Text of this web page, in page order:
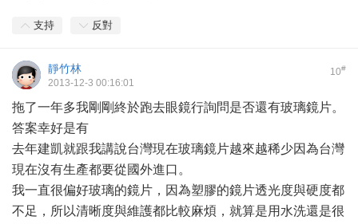
支持 反對
10#
靜竹林
2013-12-3 00:16:01
拖了一年多我剛剛終於跑去眼鏡行詢問是否還有玻璃鏡片。
答案幸好是有
去年建凱就跟我講說台灣現在玻璃鏡片越來越稀少因為台灣
現在沒有生產都要從國外進口。
我一直很偏好玻璃的鏡片，因為塑膠的鏡片透光度與硬度都
不足，所以清晰度與維護都比較麻煩，就算是用水洗還是很